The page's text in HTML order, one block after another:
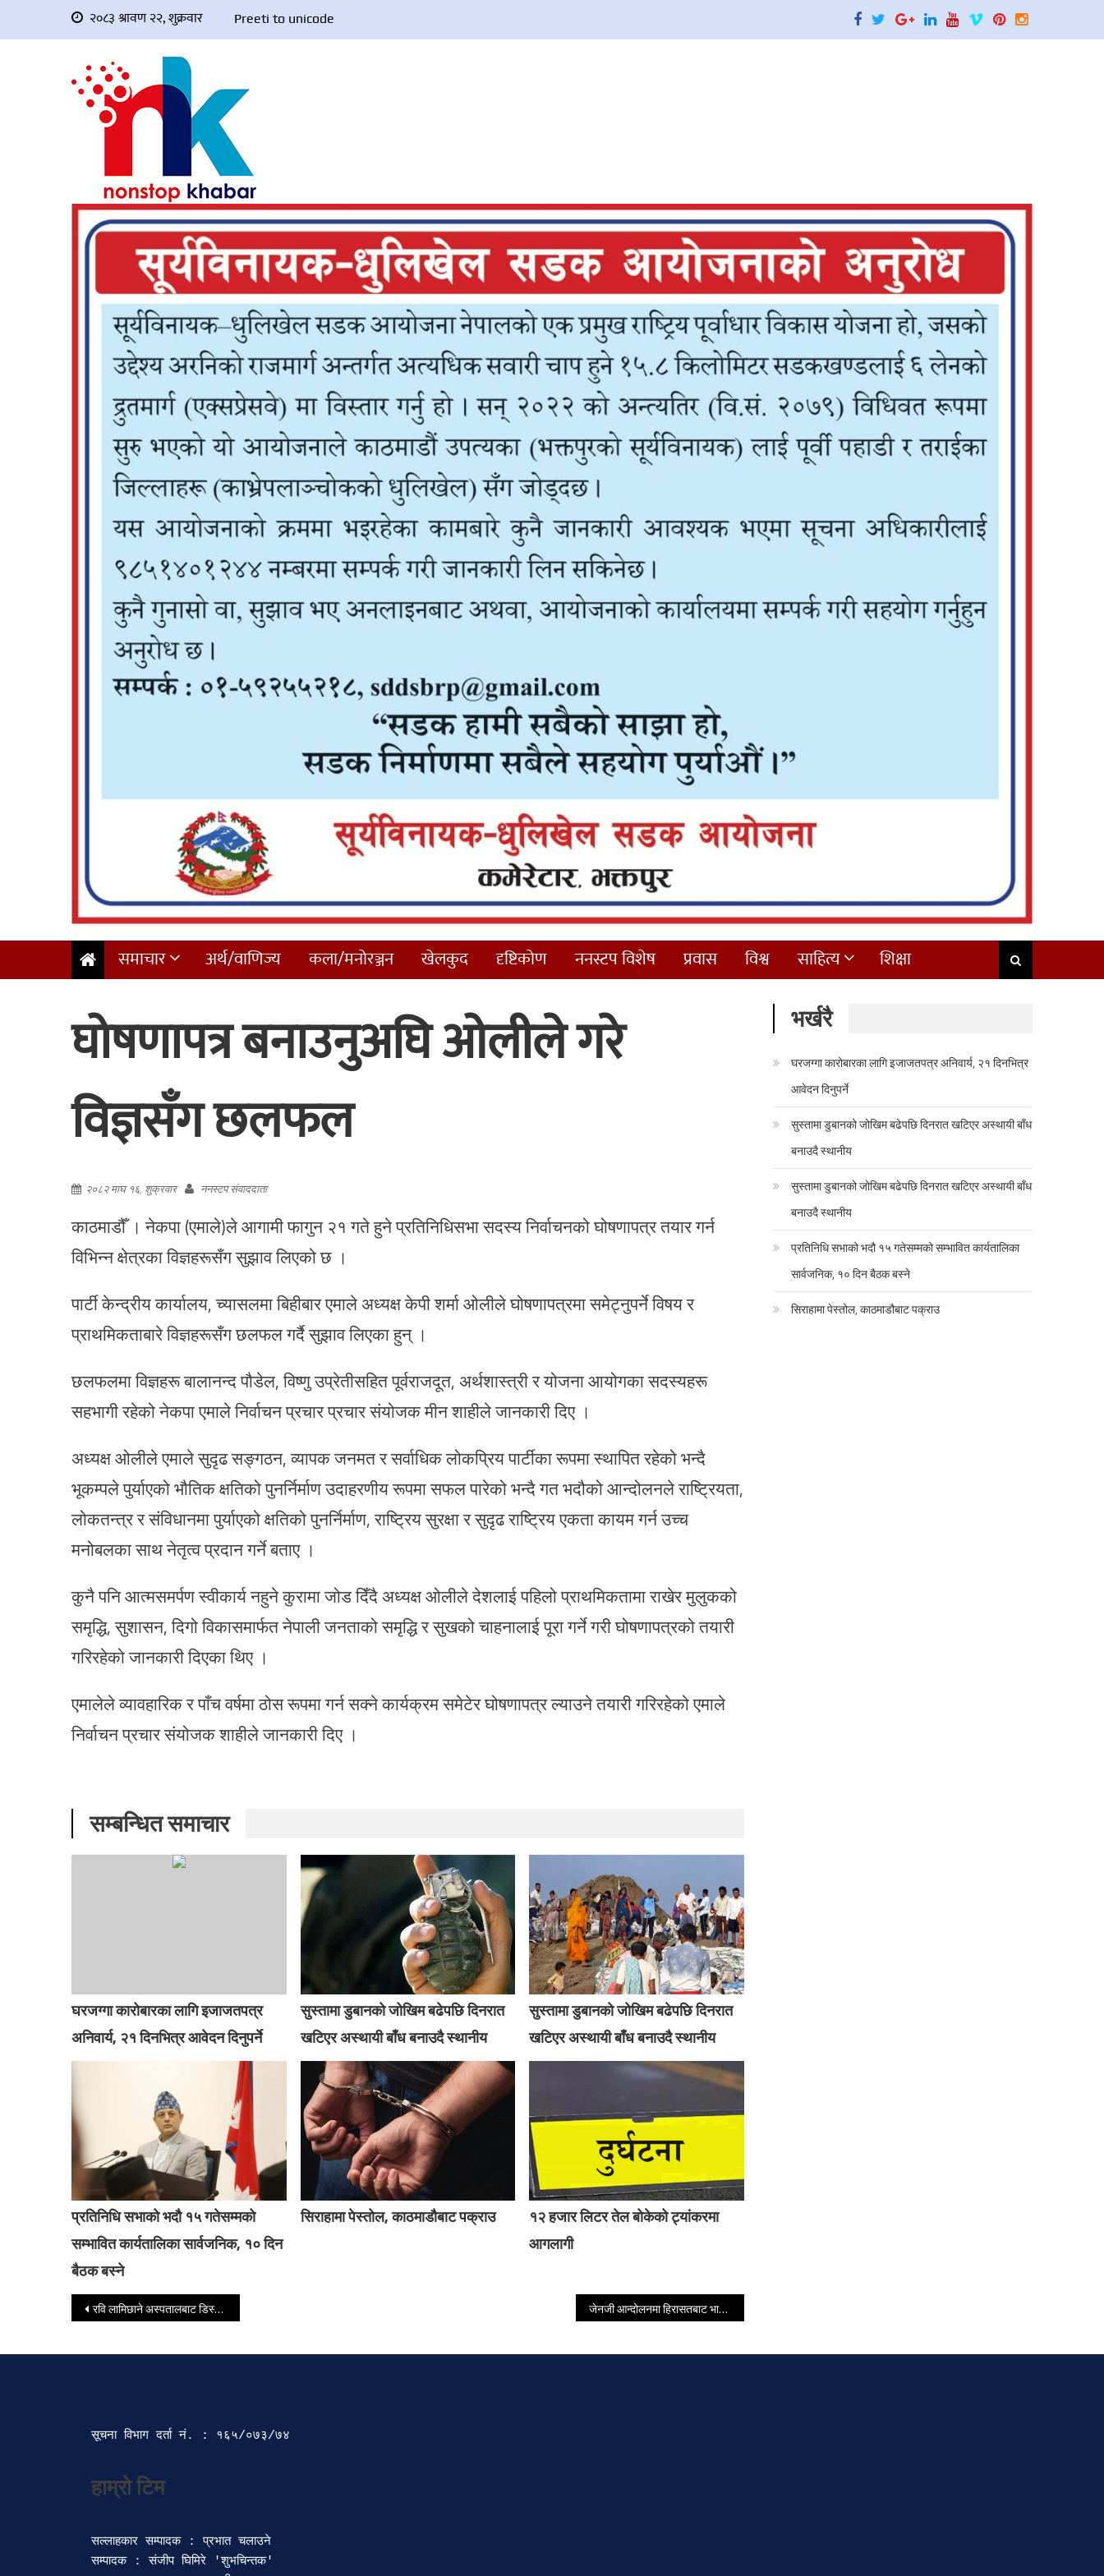
२०८३ श्रावण २२, शुक्रवार Preeti to unicode
समाचार अर्थ/वाणिज्य कला/मनोरञ्जन खेलकुद दृष्टिकोण ननस्टप विशेष प्रवास विश्व साहित्य शिक्षा
घोषणापत्र बनाउनुअघि ओलीले गरे
विज्ञसँग छलफल
२०८२ माघ १६, शुक्रवार ननस्टप संवाददाता
काठमाडौँ । नेकपा (एमाले)ले आगामी फागुन २१ गते हुने प्रतिनिधिसभा सदस्य निर्वाचनको घोषणापत्र तयार गर्न
विभिन्न क्षेत्रका विज्ञहरूसँग सुझाव लिएको छ ।
पार्टी केन्द्रीय कार्यालय, च्यासलमा बिहीबार एमाले अध्यक्ष केपी शर्मा ओलीले घोषणापत्रमा समेट्नुपर्ने विषय र
प्राथमिकताबारे विज्ञहरूसँग छलफल गर्दै सुझाव लिएका हुन् ।
छलफलमा विज्ञहरू बालानन्द पौडेल, विष्णु उप्रेतीसहित पूर्वराजदूत, अर्थशास्त्री र योजना आयोगका सदस्यहरू
सहभागी रहेको नेकपा एमाले निर्वाचन प्रचार प्रचार संयोजक मीन शाहीले जानकारी दिए ।
अध्यक्ष ओलीले एमाले सुदृढ सङ्गठन, व्यापक जनमत र सर्वाधिक लोकप्रिय पार्टीका रूपमा स्थापित रहेको भन्दै
भूकम्पले पुर्याएको भौतिक क्षतिको पुनर्निर्माण उदाहरणीय रूपमा सफल पारेको भन्दै गत भदौको आन्दोलनले राष्ट्रियता,
लोकतन्त्र र संविधानमा पुर्याएको क्षतिको पुनर्निर्माण, राष्ट्रिय सुरक्षा र सुदृढ राष्ट्रिय एकता कायम गर्न उच्च
मनोबलका साथ नेतृत्व प्रदान गर्ने बताए ।
कुनै पनि आत्मसमर्पण स्वीकार्य नहुने कुरामा जोड दिँदै अध्यक्ष ओलीले देशलाई पहिलो प्राथमिकतामा राखेर मुलुकको
समृद्धि, सुशासन, दिगो विकासमार्फत नेपाली जनताको समृद्धि र सुखको चाहनालाई पूरा गर्ने गरी घोषणापत्रको तयारी
गरिरहेको जानकारी दिएका थिए ।
एमालेले व्यावहारिक र पाँच वर्षमा ठोस रूपमा गर्न सक्ने कार्यक्रम समेटेर घोषणापत्र ल्याउने तयारी गरिरहेको एमाले
निर्वाचन प्रचार संयोजक शाहीले जानकारी दिए ।
सम्बन्धित समाचार
घरजग्गा कारोबारका लागि इजाजतपत्र
अनिवार्य, २१ दिनभित्र आवेदन दिनुपर्ने
सुस्तामा डुबानको जोखिम बढेपछि दिनरात
खटिएर अस्थायी बाँध बनाउदै स्थानीय
सुस्तामा डुबानको जोखिम बढेपछि दिनरात
खटिएर अस्थायी बाँध बनाउदै स्थानीय
प्रतिनिधि सभाको भदौ १५ गतेसम्मको
सम्भावित कार्यतालिका सार्वजनिक, १० दिन
बैठक बस्ने
सिराहामा पेस्तोल, काठमाडौबाट पक्राउ
१२ हजार लिटर तेल बोकेको ट्यांकरमा
आगलागी
Post navigation
रवि लामिछाने अस्पतालबाट डिस्चार्ज जेनजी आन्दोलनमा हिरासतबाट भागे, ग्याङ बनाएर उपत्यकामा मच्चाए लुटपाट आतंक
भर्खरै
घरजग्गा कारोबारका लागि इजाजतपत्र अनिवार्य, २१ दिनभित्र
आवेदन दिनुपर्ने
सुस्तामा डुबानको जोखिम बढेपछि दिनरात खटिएर अस्थायी बाँध
बनाउदै स्थानीय
सुस्तामा डुबानको जोखिम बढेपछि दिनरात खटिएर अस्थायी बाँध
बनाउदै स्थानीय
प्रतिनिधि सभाको भदौ १५ गतेसम्मको सम्भावित कार्यतालिका
सार्वजनिक, १० दिन बैठक बस्ने
सिराहामा पेस्तोल, काठमाडौबाट पक्राउ
सूचना विभाग दर्ता‍ नं. : १६५/०७३/७४
हाम्रो टिम
सल्लाहकार सम्पादक : प्रभात चलाउने
सम्पादक : संजीप घिमिरे 'शुभचिन्तक'